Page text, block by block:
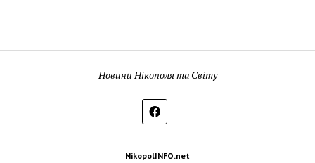
Новини Нікополя та Світу
NikopolINFO.net